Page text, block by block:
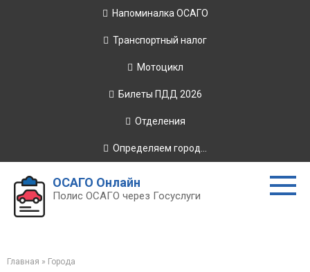
Напоминалка ОСАГО
Транспортный налог
Мотоцикл
Билеты ПДД 2026
Отделения
Определяем город...
ОСАГО Онлайн
Полис ОСАГО через Госуслуги
Главная » Города